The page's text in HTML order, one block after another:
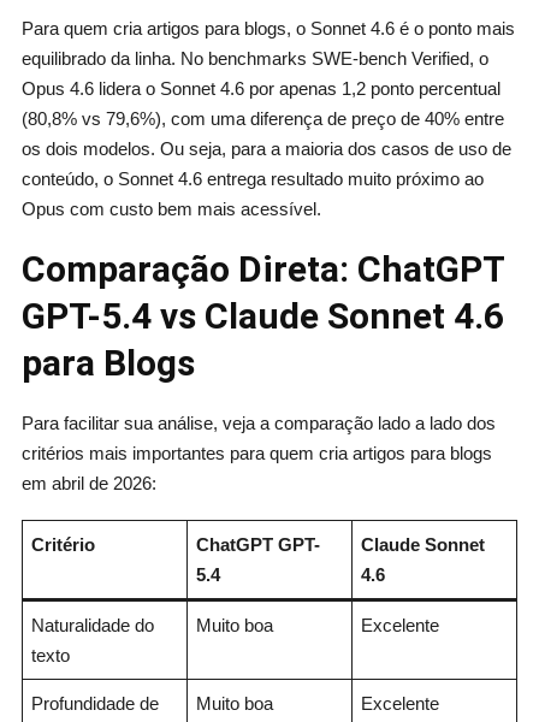
Para quem cria artigos para blogs, o Sonnet 4.6 é o ponto mais
equilibrado da linha. No benchmarks SWE-bench Verified, o
Opus 4.6 lidera o Sonnet 4.6 por apenas 1,2 ponto percentual
(80,8% vs 79,6%), com uma diferença de preço de 40% entre
os dois modelos. Ou seja, para a maioria dos casos de uso de
conteúdo, o Sonnet 4.6 entrega resultado muito próximo ao
Opus com custo bem mais acessível.
Comparação Direta: ChatGPT
GPT-5.4 vs Claude Sonnet 4.6
para Blogs
Para facilitar sua análise, veja a comparação lado a lado dos
critérios mais importantes para quem cria artigos para blogs
em abril de 2026:
Critério
ChatGPT GPT-
5.4
Claude Sonnet
4.6
Naturalidade do
texto
Muito boa Excelente
Profundidade de
Muito boa Excelente